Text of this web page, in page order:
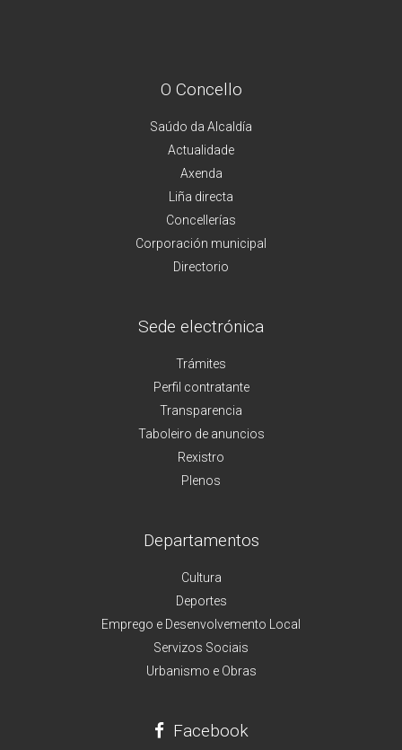
O Concello
Saúdo da Alcaldía
Actualidade
Axenda
Liña directa
Concellerías
Corporación municipal
Directorio
Sede electrónica
Trámites
Perfil contratante
Transparencia
Taboleiro de anuncios
Rexistro
Plenos
Departamentos
Cultura
Deportes
Emprego e Desenvolvemento Local
Servizos Sociais
Urbanismo e Obras
Facebook